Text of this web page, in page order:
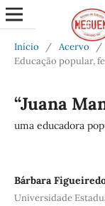
Início / Acervo /
Educação popular,
“Juana
uma educadora
Bárbara
Universidade